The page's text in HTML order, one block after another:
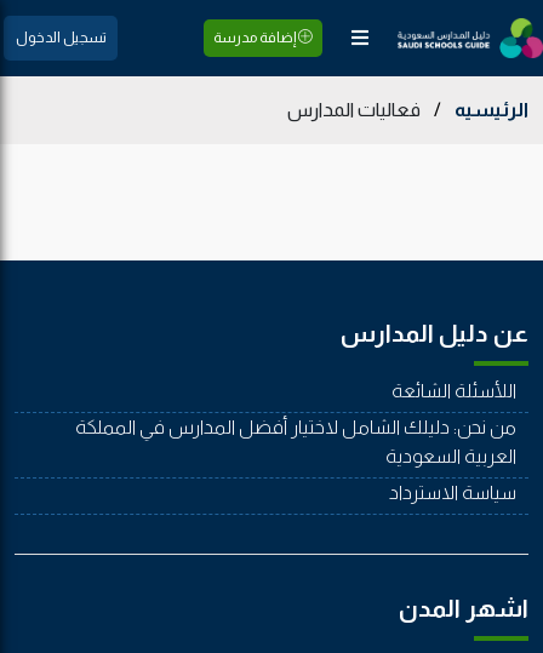
إضافة مدرسة تسجيل الدخول
الرئيسيه / فعاليات المدارس
عن دليل المدارس
اللأسئلة الشائعة
من نحن: دليلك الشامل لاختيار أفضل المدارس في المملكة
العربية السعودية
سياسة الاسترداد
اشهر المدن